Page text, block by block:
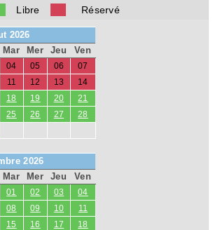
Libre
Réservé
2026
Mar Mer Jeu Ven
04 05 06
07
11 12 13
14
18 19 20
21
25 26 27
28
2026
Mar Mer Jeu Ven
01 02 03
04
08 09 10
11
15 16 17
18